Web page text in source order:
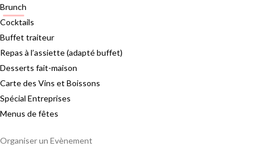
Brunch
Cocktails
Buffet traiteur
Repas à l’assiette (adapté buffet)
Desserts fait-maison
Carte des Vins et Boissons
Spécial Entreprises
Menus de fêtes
Organiser un Evènement